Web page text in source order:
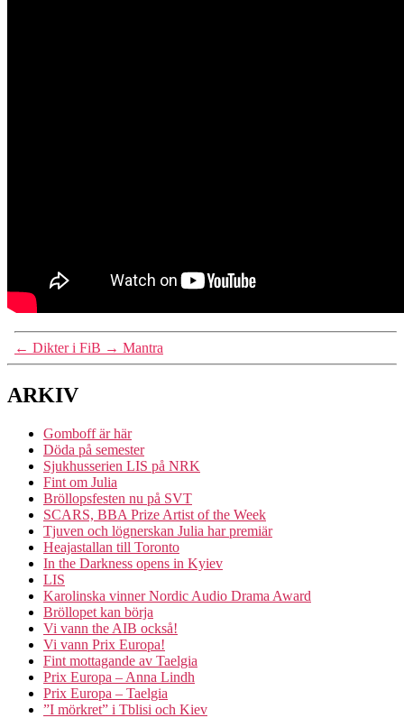
← Dikter i FiB → Mantra
ARKIV
Gomboff är här
Döda på semester
Sjukhusserien LIS på NRK
Fint om Julia
Bröllopsfesten nu på SVT
SCARS, BBA Prize Artist of the Week
Tjuven och lögnerskan Julia har premiär
Heajastallan till Toronto
In the Darkness opens in Kyiev
LIS
Karolinska vinner Nordic Audio Drama Award
Bröllopet kan börja
Vi vann the AIB också!
Vi vann Prix Europa!
Fint mottagande av Taelgia
Prix Europa – Anna Lindh
Prix Europa – Taelgia
”I mörkret” i Tblisi och Kiev